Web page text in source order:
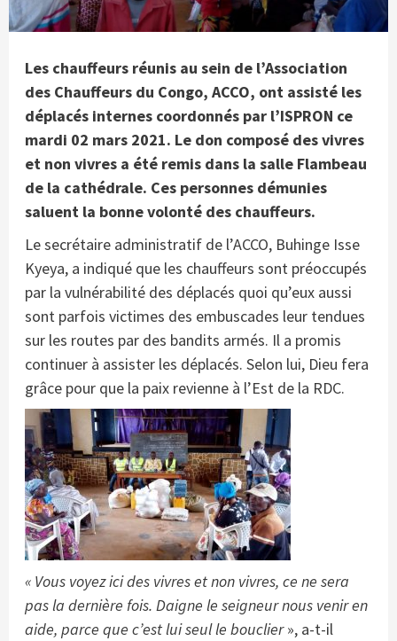
Les chauffeurs réunis au sein de l’Association
des Chauffeurs du Congo, ACCO, ont assisté les
déplacés internes coordonnés par l’ISPRON ce
mardi 02 mars 2021. Le don composé des vivres
et non vivres a été remis dans la salle Flambeau
de la cathédrale. Ces personnes démunies
saluent la bonne volonté des chauffeurs.
Le secrétaire administratif de l’ACCO, Buhinge Isse
Kyeya, a indiqué que les chauffeurs sont préoccupés
par la vulnérabilité des déplacés quoi qu’eux aussi
sont parfois victimes des embuscades leur tendues
sur les routes par des bandits armés. Il a promis
continuer à assister les déplacés. Selon lui, Dieu fera
grâce pour que la paix revienne à l’Est de la RDC.
« Vous voyez ici des vivres et non vivres, ce ne sera
pas la dernière fois. Daigne le seigneur nous venir en
aide, parce que c’est lui seul le bouclier», a-t-il